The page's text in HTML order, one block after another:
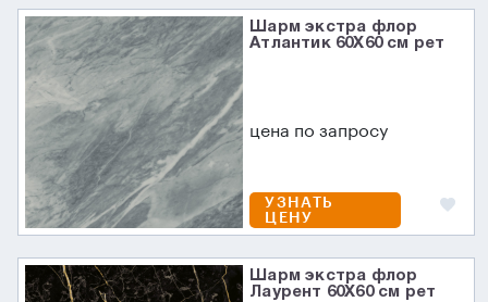
Шарм экстра флор
Атлантик 60X60 см рет
цена по запросу
УЗНАТЬ
ЦЕНУ
Шарм экстра флор
Лаурент 60X60 см рет